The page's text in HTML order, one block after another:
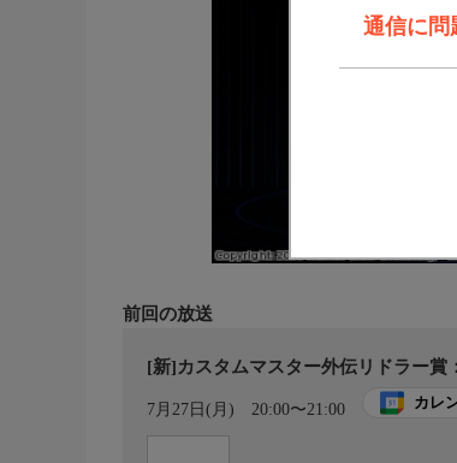
通信に問
前回の放送
[新]カスタムマスター外伝リドラー賞
7月27日(月) 20:00〜21:00 カレ